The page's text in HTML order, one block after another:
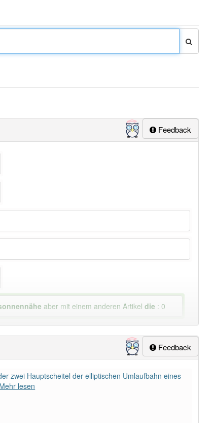
Feedback
aber mit einem anderen Artikeldie : 0
Nutzer haben den Artikel korrekt erraten.
Feedback
zwei Hauptscheitel der elliptischen Umlaufbahn eines
Mehr lesen